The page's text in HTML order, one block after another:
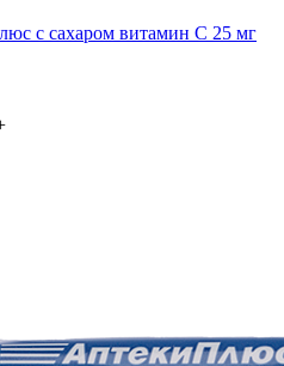
с сахаром витамин С 25 мг